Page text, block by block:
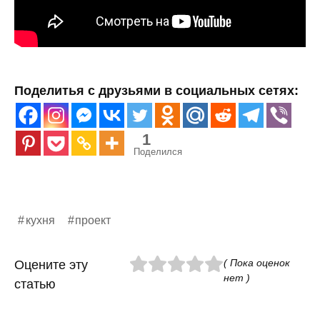
Поделитья с друзьями в социальных сетях:
1
Поделился
кухня проект
Оцените эту
статью
( Пока оценок
нет )